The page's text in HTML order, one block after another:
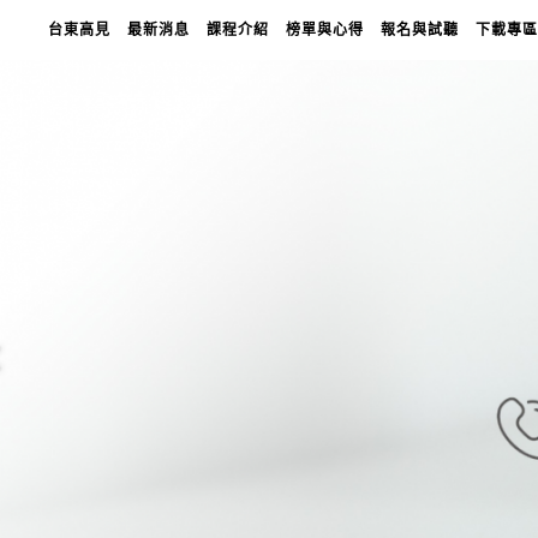
台東高見 最新消息 課程介紹 榜單與心得 報名與試聽 下載專區